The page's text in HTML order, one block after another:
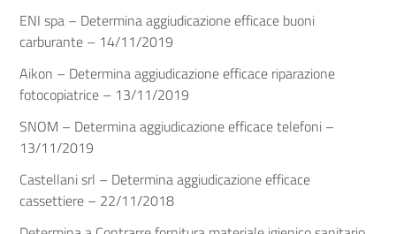
ENI spa – Determina aggiudicazione efficace buoni
carburante – 14/11/2019
Aikon – Determina aggiudicazione efficace riparazione
fotocopiatrice – 13/11/2019
SNOM – Determina aggiudicazione efficace telefoni –
13/11/2019
Castellani srl – Determina aggiudicazione efficace
cassettiere – 22/11/2018